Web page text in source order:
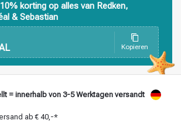
10% korting op alles van Redken,
& Sebastian
Kopieren
= innerhalb von 3-5 Werktagen versandt
ab € 40,-*